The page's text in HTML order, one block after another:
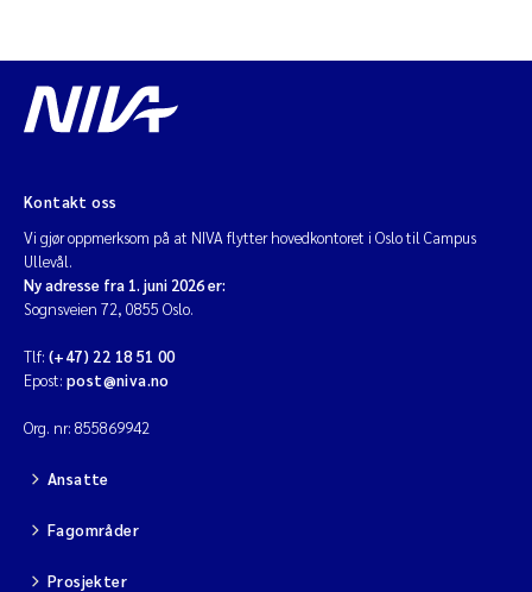
Kontakt oss
Vi gjør oppmerksom på at NIVA flytter hovedkontoret i Oslo til Campus
Ullevål.
Ny adresse fra 1. juni 2026 er:
Sognsveien 72, 0855 Oslo.
Tlf: (+47) 22 18 51 00
Epost: post@niva.no
Org. nr: 855869942
Ansatte
Fagområder
Prosjekter